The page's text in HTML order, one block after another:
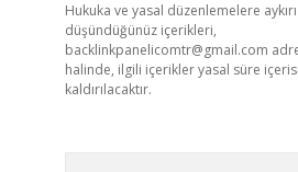
Hukuka ve yasal düzenlemelere
düşündüğünüz içerikleri,
backlinkpanelicomtr@gmail.com
halinde, ilgili içerikler yasal süre
kaldırılacaktır.